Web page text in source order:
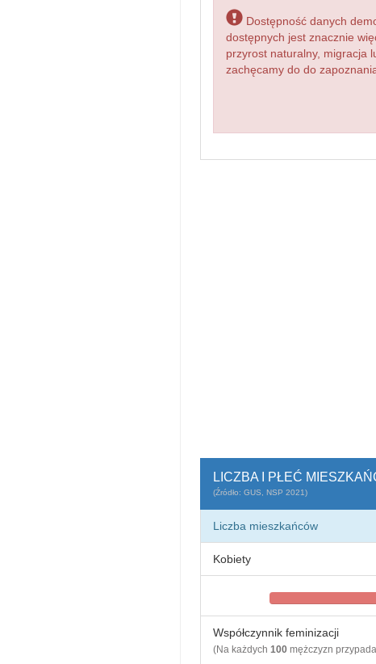
Dostępność danych
dostępnych jest znacznie
przyrost naturalny, migracja
zachęcamy do do
LICZBA I PŁEĆ
(Źródło: GUS, NSP 2021)
Liczba mieszkańców
Kobiety
Współczynnik feminizacji
(Na każdych 100mężczyzn przypada